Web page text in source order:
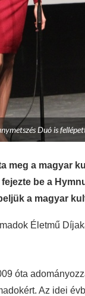
Duó is
meg a magyar
be a
a magyar
Életmű
óta
Az idei